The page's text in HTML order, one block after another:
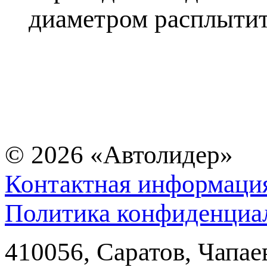
диаметром
© 2026 «Автолидер»
Контактная
Политика
410056, Саратов,